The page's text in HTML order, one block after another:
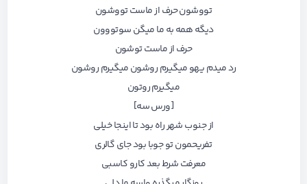
تووشون حرف از ماست تووشون
دیگه همه به ما میگن سوتووون
حرف از ماست توشون
رد میدم یهو میگیرم روشون میگیرم روشون
میگیرم روتون
[ورس سه]
از جنوب شهر راه بود تا اینجا خیلی
تفریحمون تو جوبا بود جای گالری
معرفت شرط بعد کارو کاسبی